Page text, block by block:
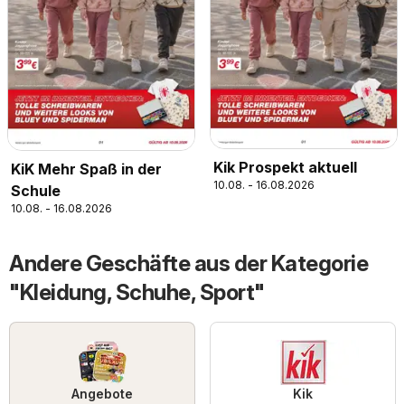
KiK Mehr Spaß in der
Schule
10.08. - 16.08.2026
Kik Prospekt aktuell
10.08. - 16.08.2026
Andere Geschäfte aus der Kategorie
"Kleidung, Schuhe, Sport"
Angebote Kik